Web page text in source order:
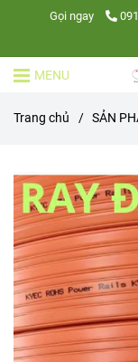
Gọi ngay
MENU
Trang chủ / SẢN